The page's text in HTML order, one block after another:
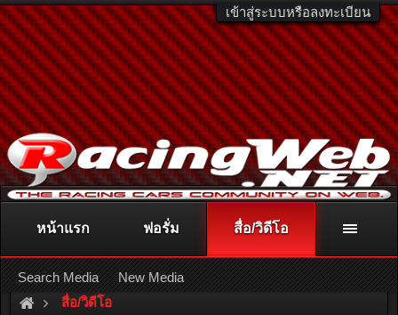
เข้าสู่ระบบหรือลงทะเบียน
ติดต่อลงโฆษณา racingweb@gmail.comหรือโทร. 081-811-1138
หรืออ่านรายละเอียดเพิ่มเติม คลิกที่นี่
สื่อ/วิดีโอ
หน้าแรก ฟอรั่ม สื่อ/วิดีโอ
Search Media New Media